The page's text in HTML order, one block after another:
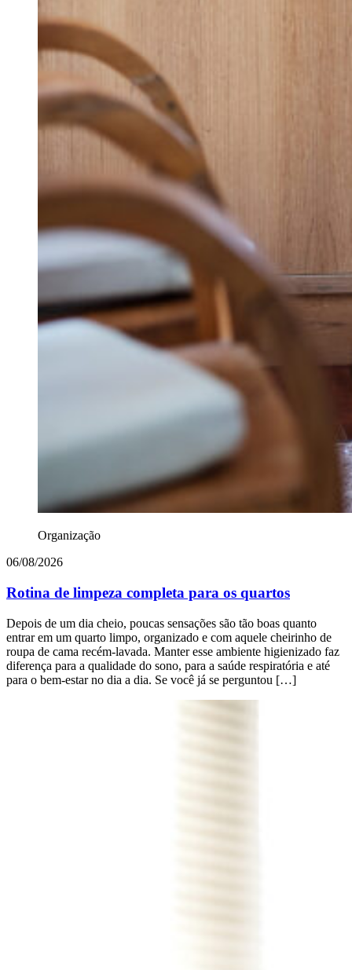
Organização
06/08/2026
Rotina de limpeza completa para os quartos
Depois de um dia cheio, poucas sensações são tão boas quanto
entrar em um quarto limpo, organizado e com aquele cheirinho de
roupa de cama recém-lavada. Manter esse ambiente higienizado faz
diferença para a qualidade do sono, para a saúde respiratória e até
para o bem-estar no dia a dia. Se você já se perguntou […]